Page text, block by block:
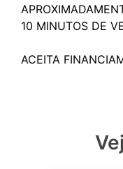
10 MINUTOS DE